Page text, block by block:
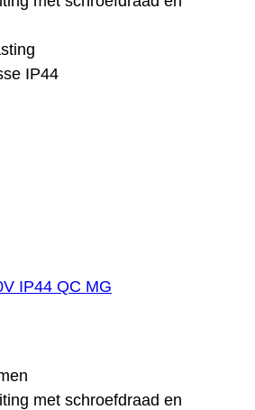
IP44
IP44 QC MG
met schroefdraad en